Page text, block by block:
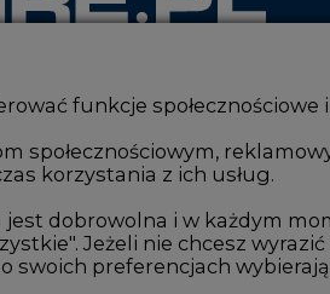
na rynku
o energetyce
Handel
Wodór
funkcje
dobrowolna i w każdym
preferencjach
ustawienia